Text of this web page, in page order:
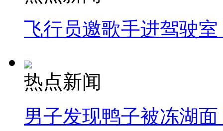
飞行员邀歌手进驾驶
热点新闻
男子发现鸭子被冻湖